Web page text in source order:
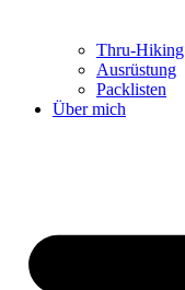
Thru-Hiking
Ausrüstung
Packlisten
Über mich